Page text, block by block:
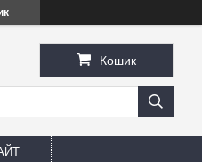
Кошик